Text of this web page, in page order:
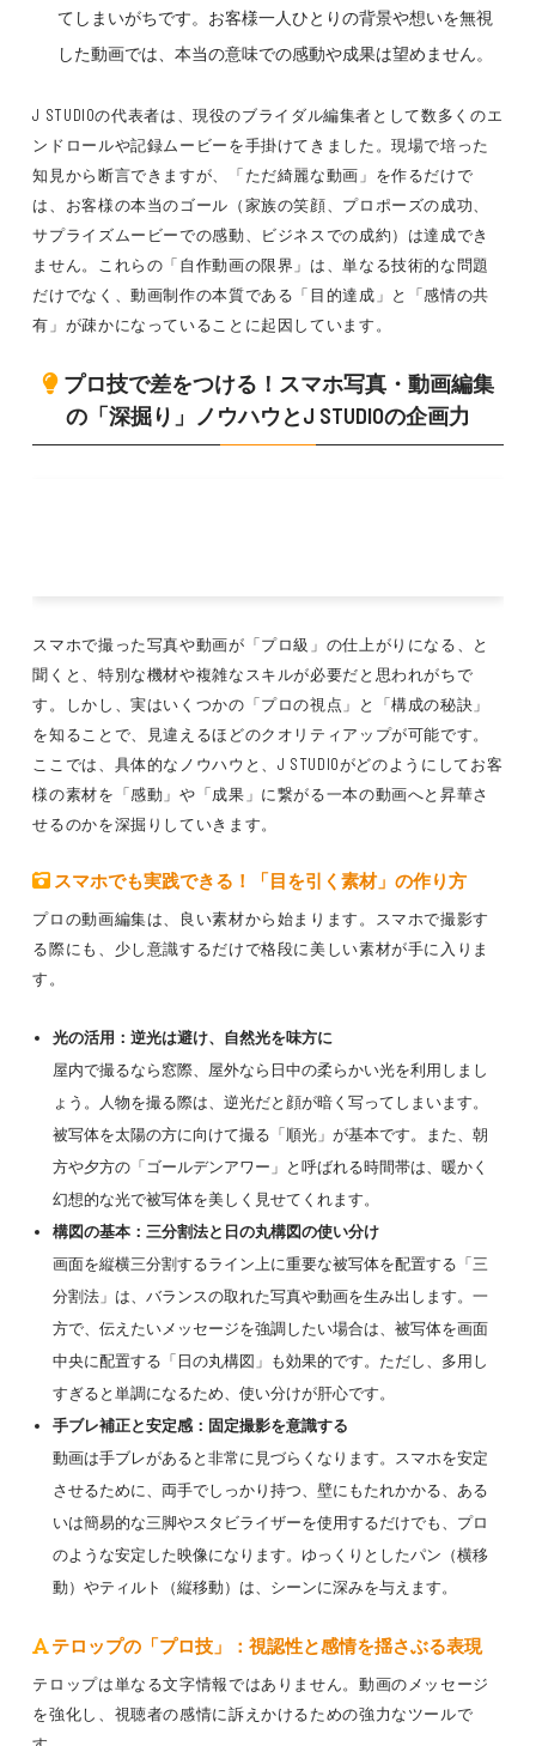
てしまいがちです。お客様一人ひとりの背景や想いを無視
した動画では、本当の意味での感動や成果は望めません。
J STUDIOの代表者は、現役のブライダル編集者として数多くのエ
ンドロールや記録ムービーを手掛けてきました。現場で培った
知見から断言できますが、「ただ綺麗な動画」を作るだけで
は、お客様の本当のゴール（家族の笑顔、プロポーズの成功、
サプライズムービーでの感動、ビジネスでの成約）は達成でき
ません。これらの「自作動画の限界」は、単なる技術的な問題
だけでなく、動画制作の本質である「目的達成」と「感情の共
有」が疎かになっていることに起因しています。
プロ技で差をつける！スマホ写真・動画編集
の「深掘り」ノウハウとJ STUDIOの企画力
スマホで撮った写真や動画が「プロ級」の仕上がりになる、と
聞くと、特別な機材や複雑なスキルが必要だと思われがちで
す。しかし、実はいくつかの「プロの視点」と「構成の秘訣」
を知ることで、見違えるほどのクオリティアップが可能です。
ここでは、具体的なノウハウと、J STUDIOがどのようにしてお客
様の素材を「感動」や「成果」に繋がる一本の動画へと昇華さ
せるのかを深掘りしていきます。
スマホでも実践できる！「目を引く素材」の作り方
プロの動画編集は、良い素材から始まります。スマホで撮影す
る際にも、少し意識するだけで格段に美しい素材が手に入りま
す。
光の活用：逆光は避け、自然光を味方に
屋内で撮るなら窓際、屋外なら日中の柔らかい光を利用しまし
ょう。人物を撮る際は、逆光だと顔が暗く写ってしまいます。
被写体を太陽の方に向けて撮る「順光」が基本です。また、朝
方や夕方の「ゴールデンアワー」と呼ばれる時間帯は、暖かく
幻想的な光で被写体を美しく見せてくれます。
構図の基本：三分割法と日の丸構図の使い分け
画面を縦横三分割するライン上に重要な被写体を配置する「三
分割法」は、バランスの取れた写真や動画を生み出します。一
方で、伝えたいメッセージを強調したい場合は、被写体を画面
中央に配置する「日の丸構図」も効果的です。ただし、多用し
すぎると単調になるため、使い分けが肝心です。
手ブレ補正と安定感：固定撮影を意識する
動画は手ブレがあると非常に見づらくなります。スマホを安定
させるために、両手でしっかり持つ、壁にもたれかかる、ある
いは簡易的な三脚やスタビライザーを使用するだけでも、プロ
のような安定した映像になります。ゆっくりとしたパン（横移
動）やティルト（縦移動）は、シーンに深みを与えます。
テロップの「プロ技」：視認性と感情を揺さぶる表現
テロップは単なる文字情報ではありません。動画のメッセージ
を強化し、視聴者の感情に訴えかけるための強力なツールで